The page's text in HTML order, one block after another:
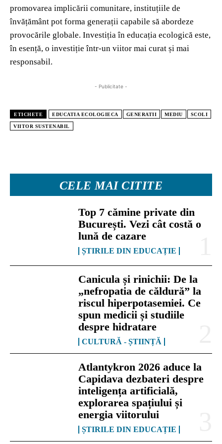
CELE MAI CITITE
Top 7 cămine private din
București. Vezi cât costă o
lună de cazare
ȘTIRILE DIN EDUCAȚIE
Canicula și rinichii: De la
„nefropatia de căldură” la
riscul hiperpotasemiei. Ce
spun medicii și studiile
despre hidratare
CULTURĂ - ȘTIINȚĂ
Atlantykron 2026 aduce la
Capidava dezbateri despre
inteligența artificială,
explorarea spațiului și
energia viitorului
ȘTIRILE DIN EDUCAȚIE
promovarea implicării comunitare, instituțiile de
învățământ pot forma generații capabile să abordeze
provocările globale. Investiția în educația ecologică este,
în esență, o investiție într-un viitor mai curat și mai
responsabil.
- Publicitate -
ETICHETE EDUCATIA ECOLOGIECA GENERATII MEDIU SCOLI
VIITOR SUSTENABIL